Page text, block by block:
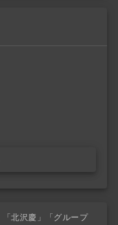
北沢慶」「グループ